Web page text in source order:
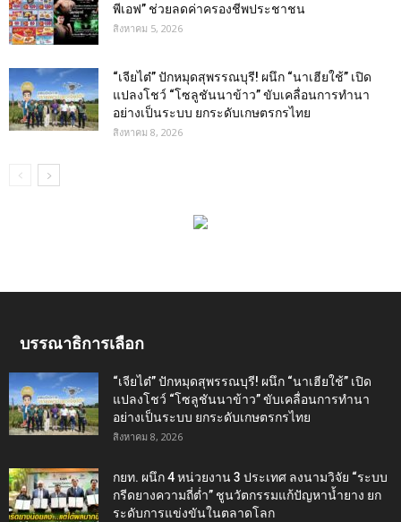
พีเอฟ” ช่วยลดค่าครองชีพประชาชน
สิงหาคม 5, 2026
“เจียไต๋” ปักหมุดสุพรรณบุรี! ผนึก “นาเฮียใช้” เปิด
แปลงโชว์ “โซลูชันนาข้าว” ขับเคลื่อนการทำนา
อย่างเป็นระบบ ยกระดับเกษตรกรไทย
สิงหาคม 8, 2026
บรรณาธิการเลือก
“เจียไต๋” ปักหมุดสุพรรณบุรี! ผนึก “นาเฮียใช้” เปิด
แปลงโชว์ “โซลูชันนาข้าว” ขับเคลื่อนการทำนา
อย่างเป็นระบบ ยกระดับเกษตรกรไทย
สิงหาคม 8, 2026
กยท. ผนึก 4 หน่วยงาน 3 ประเทศ ลงนามวิจัย “ระบบ
กรีดยางความถี่ต่ำ” ชูนวัตกรรมแก้ปัญหาน้ำยาง ยก
ระดับการแข่งขันในตลาดโลก